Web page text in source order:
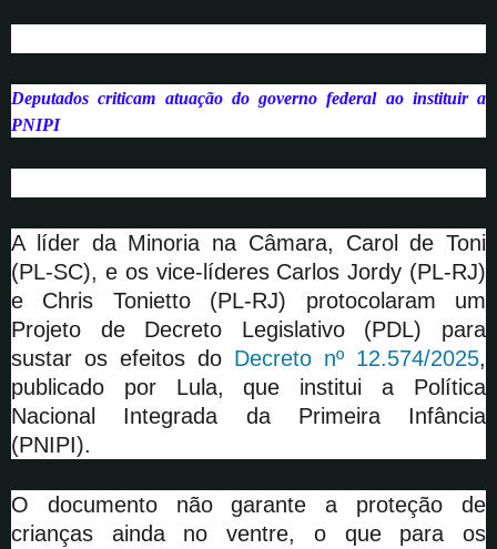
Deputados criticam atuação do governo federal ao instituir a
PNIPI
A líder da Minoria na Câmara, Carol de Toni
(PL-SC), e os vice-líderes Carlos Jordy (PL-RJ)
e Chris Tonietto (PL-RJ) protocolaram um
Projeto de Decreto Legislativo (PDL) para
sustar os efeitos do Decreto nº 12.574/2025,
publicado por Lula, que institui a Política
Nacional Integrada da Primeira Infância
(PNIPI).
O documento não garante a proteção de
crianças ainda no ventre, o que para os